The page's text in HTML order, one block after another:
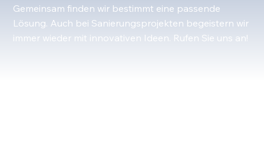
Gemeinsam finden wir bestimmt eine passende
Lösung. Auch bei Sanierungsprojekten begeistern wir
immer wieder mit innovativen Ideen. Rufen Sie uns an!